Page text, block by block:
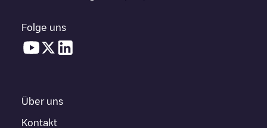
Folge uns
Über uns
Kontakt